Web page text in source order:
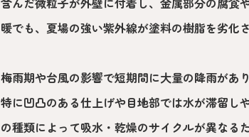
暖でも、夏場の強い紫外線が塗料の樹脂を劣化
梅雨期や台風の影響で短期間に大量の降雨があ
特に凹凸のある仕上げや目地部では水が滞留し
の種類によって吸水・乾燥のサイクルが異なる